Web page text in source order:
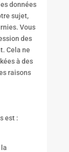
données
sujet,
Vous
des
Cela ne
à des
raisons
est :